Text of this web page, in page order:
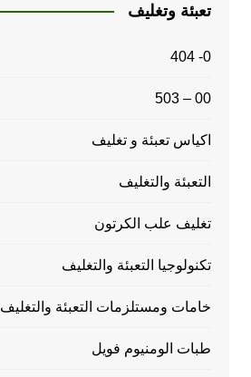
تعبئة وتغليف
0- 404
00 – 503
اكياس تعبئة و تغليف
التعبئة والتغليف
تغليف علب الكرتون
تكنولوجيا التعبئة والتغليف
خامات ومستلزمات التعبئة والتغليف
طبات الومنيوم فويل